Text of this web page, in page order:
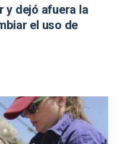
y dejó afuera la
el uso de